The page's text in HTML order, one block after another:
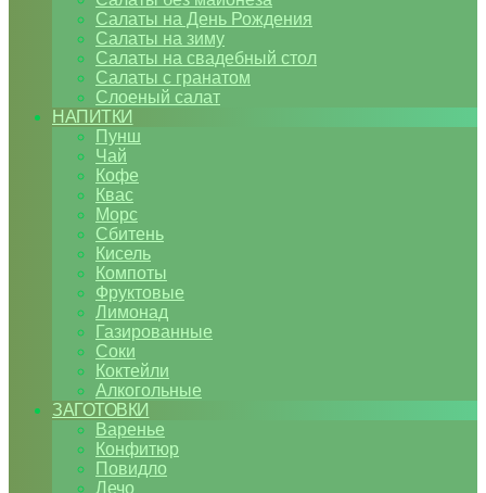
Салаты на День Рождения
Салаты на зиму
Салаты на свадебный стол
Салаты с гранатом
Слоеный салат
НАПИТКИ
Пунш
Чай
Кофе
Квас
Морс
Сбитень
Кисель
Компоты
Фруктовые
Лимонад
Газированные
Соки
Коктейли
Алкогольные
ЗАГОТОВКИ
Варенье
Конфитюр
Повидло
Лечо